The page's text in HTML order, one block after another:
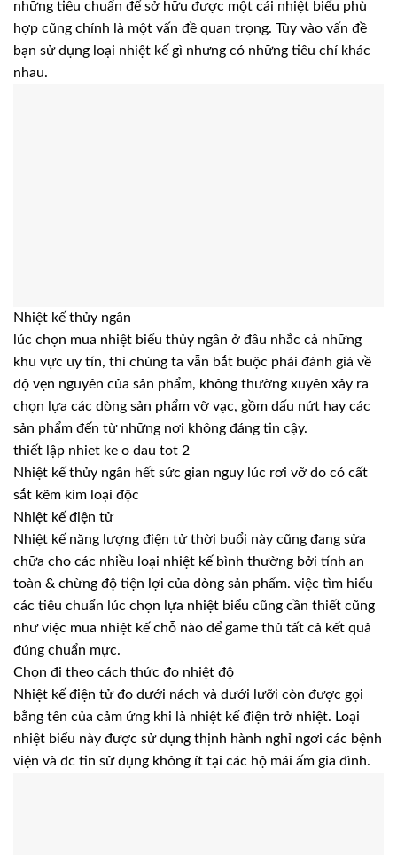
những tiêu chuẩn để sở hữu được một cái nhiệt biểu phù
hợp cũng chính là một vấn đề quan trọng. Tùy vào vấn đề
bạn sử dụng loại nhiệt kế gì nhưng có những tiêu chí khác
nhau.
Nhiệt kế thủy ngân
lúc chọn mua nhiệt biểu thủy ngân ở đâu nhắc cả những
khu vực uy tín, thì chúng ta vẫn bắt buộc phải đánh giá về
độ vẹn nguyên của sản phẩm, không thường xuyên xảy ra
chọn lựa các dòng sản phẩm vỡ vạc, gồm dấu nứt hay các
sản phẩm đến từ những nơi không đáng tin cậy.
thiết lập nhiet ke o dau tot 2
Nhiệt kế thủy ngân hết sức gian nguy lúc rơi vỡ do có cất
sắt kẽm kim loại độc
Nhiệt kế điện tử
Nhiệt kế năng lượng điện tử thời buổi này cũng đang sửa
chữa cho các nhiều loại nhiệt kế bình thường bởi tính an
toàn & chừng độ tiện lợi của dòng sản phẩm. việc tìm hiểu
các tiêu chuẩn lúc chọn lựa nhiệt biểu cũng cần thiết cũng
như việc mua nhiệt kế chỗ nào để game thủ tất cả kết quả
đúng chuẩn mực.
Chọn đi theo cách thức đo nhiệt độ
Nhiệt kế điện tử đo dưới nách và dưới lưỡi còn được gọi
bằng tên của cảm ứng khi là nhiệt kế điện trở nhiệt. Loại
nhiệt biểu này được sử dụng thịnh hành nghỉ ngơi các bệnh
viện và đc tin sử dụng không ít tại các hộ mái ấm gia đình.